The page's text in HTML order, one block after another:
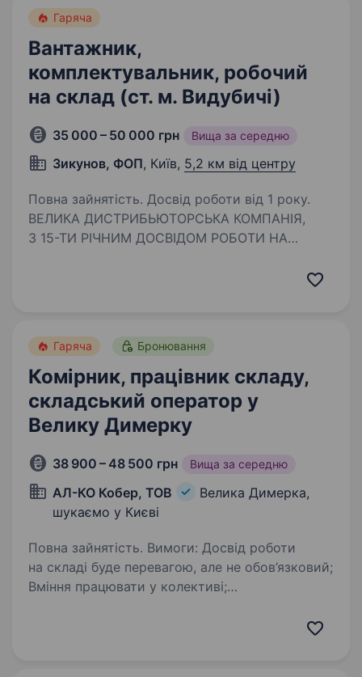
Гаряча
Вантажник,
комплектувальник, робочий
на склад (ст. м. Видубичі)
35 000 – 50 000 грн Вища за середню
Зикунов, ФОП, Київ, 5,2 км від центру
Повна зайнятість. Досвід роботи від 1 року.
ВЕЛИКА ДИСТРИБЬЮТОРСЬКА КОМПАНІЯ,
З 15-ТИ РІЧНИМ ДОСВІДОМ РОБОТИ НА
Запрошуємо вантажника-комплектувальника
Гаряча Бронювання
Комірник, працівник складу,
складський оператор у
Велику Димерку
38 900 – 48 500 грн Вища за середню
АЛ-КО Кобер, ТОВ
Велика Димерка,
шукаємо у Києві
Повна зайнятість. Вимоги: Досвід роботи
на складі буде перевагою, але не обов’язковий;
Вміння працювати у колективі;
Досвід роботи зі складською технікою (рокла,